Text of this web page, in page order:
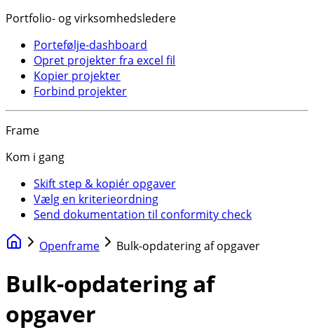
Portfolio- og virksomhedsledere
Portefølje-dashboard
Opret projekter fra excel fil
Kopier projekter
Forbind projekter
Frame
Kom i gang
Skift step & kopiér opgaver
Vælg en kriterieordning
Send dokumentation til conformity check
Openframe Bulk-opdatering af opgaver
Bulk-opdatering af
opgaver